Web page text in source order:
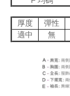
厚度 彈性
適中
無